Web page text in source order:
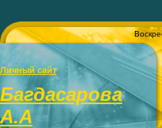
Личный сайт
Багдасарова
А.А